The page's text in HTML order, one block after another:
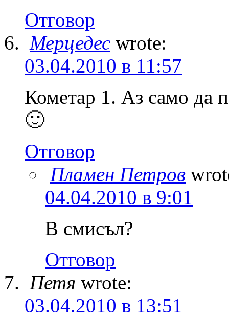
Отговор
Мерцедес wrote:
03.04.2010 в 11:57
Кометар 1. Аз само да
🙂
Отговор
Пламен Петров
04.04.2010 в 9:01
В смисъл?
Отговор
Петя wrote:
03.04.2010 в 13:51